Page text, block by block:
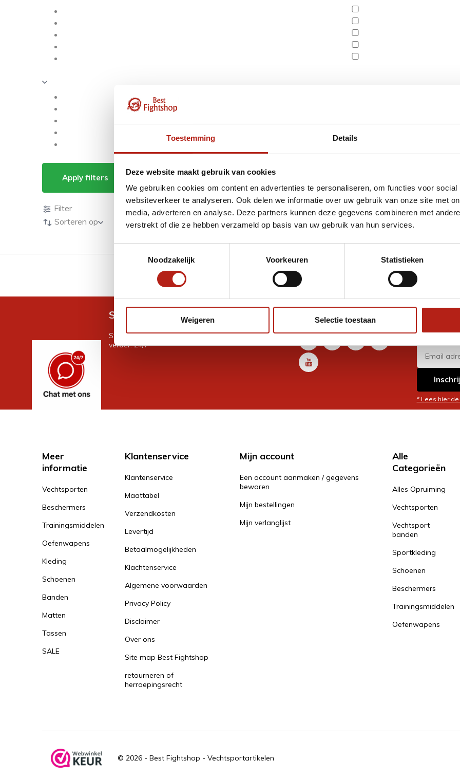
Toestemming Details
Deze website maakt gebruik van cookies
We gebruiken cookies om content en advertenties te personaliseren, om functies voor
websiteverkeer te analyseren. Ook delen we informatie over uw gebruik van onze site met
media, adverteren en analyse. Deze partners kunnen deze gegevens combineren met
verstrekt of die ze hebben verzameld op basis van uw gebruik van hun services.
Noodzakelijk
Voorkeuren Statistieken
Weigeren Selectie toestaan
Apply filters Producten getagd met 1947 Contact MMA handschoenen
Producten
Filter
Sorteren op
GRATIS verzending v.a €75 Eenvoudig ruilen of retour
Snel antwoord op je vraag?
Stel je vraag in de chat, en we helpen je graag
verder. 24/7
Volg ons
* Lees hier
Meer
informatie
Vechtsporten
Beschermers
Trainingsmiddelen
Oefenwapens
Kleding
Schoenen
Banden
Matten
Tassen
SALE
Klantenservice
Klantenservice
Maattabel
Verzendkosten
Levertijd
Betaalmogelijkheden
Klachtenservice
Algemene voorwaarden
Privacy Policy
Disclaimer
Over ons
Site map Best Fightshop
retourneren of
herroepingsrecht
Mijn account
Een account aanmaken / gegevens
bewaren
Mijn bestellingen
Mijn verlanglijst
Alle
Categorieën
Alles Opruiming
Vechtsporten
Vechtsport
banden
Sportkleding
Schoenen
Beschermers
Trainingsmiddelen
Oefenwapens
© 2026 - Best Fightshop - Vechtsportartikelen